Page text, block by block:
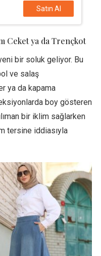
Satın Al
Ceket ya da Trençkot
bir soluk geliyor. Bu
ve salaş
ya da kapama
boy gösteren
bir iklim sağlarken
tersine iddiasıyla